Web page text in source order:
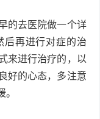
的去医院做一个详
后再进行对症的治
来进行治疗的，以
好的心态，多注意